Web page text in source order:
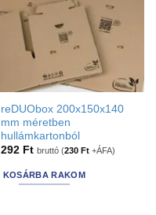
reDUObox 200x150x140
mm méretben
hullámkartonból
292 Ft bruttó (230Ft +ÁFA)
KOSÁRBA RAKOM